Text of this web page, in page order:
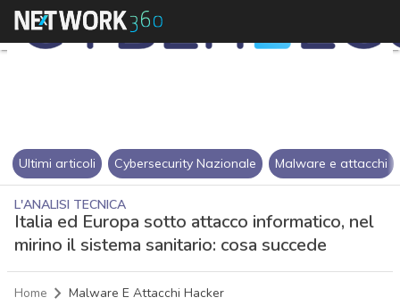
Ultimi articoli Cybersecurity Nazionale Malware e attacchi
L'ANALISI TECNICA
Italia ed Europa sotto attacco informatico, nel
mirino il sistema sanitario: cosa succede
Home Malware E Attacchi Hacker